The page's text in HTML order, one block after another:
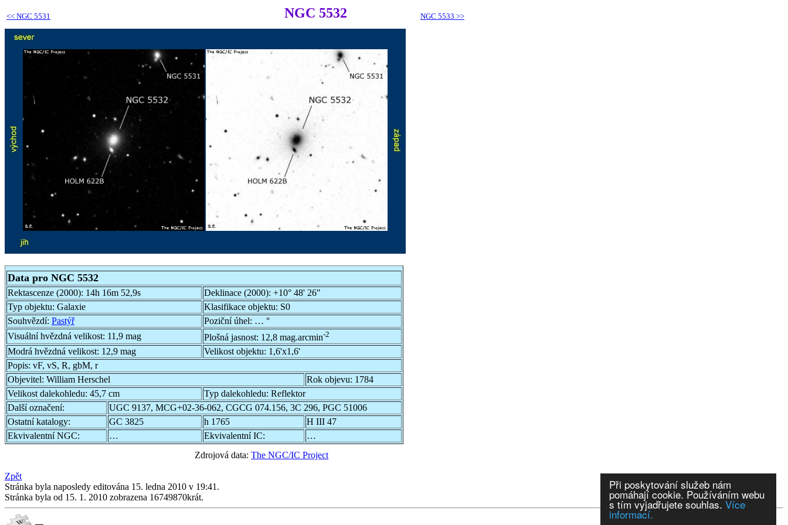
Při poskytování služeb nám
pomáhají cookie. Používáním webu
s tím vyjadřujete souhlas. Více
informací.
<< NGC 5531 NGC 5532 NGC 5533 >>
Data pro NGC 5532
Rektascenze (2000): 14h 16m 52,9s Deklinace (2000): +10° 48' 26"
Typ objektu: Galaxie Klasifikace objektu: S0
Souhvězdí: Pastýř Poziční úhel: … °
Visuální hvězdná velikost: 11,9 mag Plošná jasnost: 12,8 mag.arcmin-2
Modrá hvězdná velikost: 12,9 mag Velikost objektu: 1,6'x1,6'
Popis: vF, vS, R, gbM, r
Objevitel: William Herschel Rok objevu: 1784
Velikost dalekohledu: 45,7 cm Typ dalekohledu: Reflektor
Další označení:
UGC 9137, MCG+02-36-062, CGCG 074.156, 3C 296, PGC 51006
Ostatní katalogy:
GC 3825 h 1765
H III 47
Ekvivalentní NGC:
… Ekvivalentní IC:
…
Zdrojová data: The NGC/IC Project
Zpět
Stránka byla naposledy editována 15. ledna 2010 v 19:41.
Stránka byla od 15. 1. 2010 zobrazena 16749870krát.